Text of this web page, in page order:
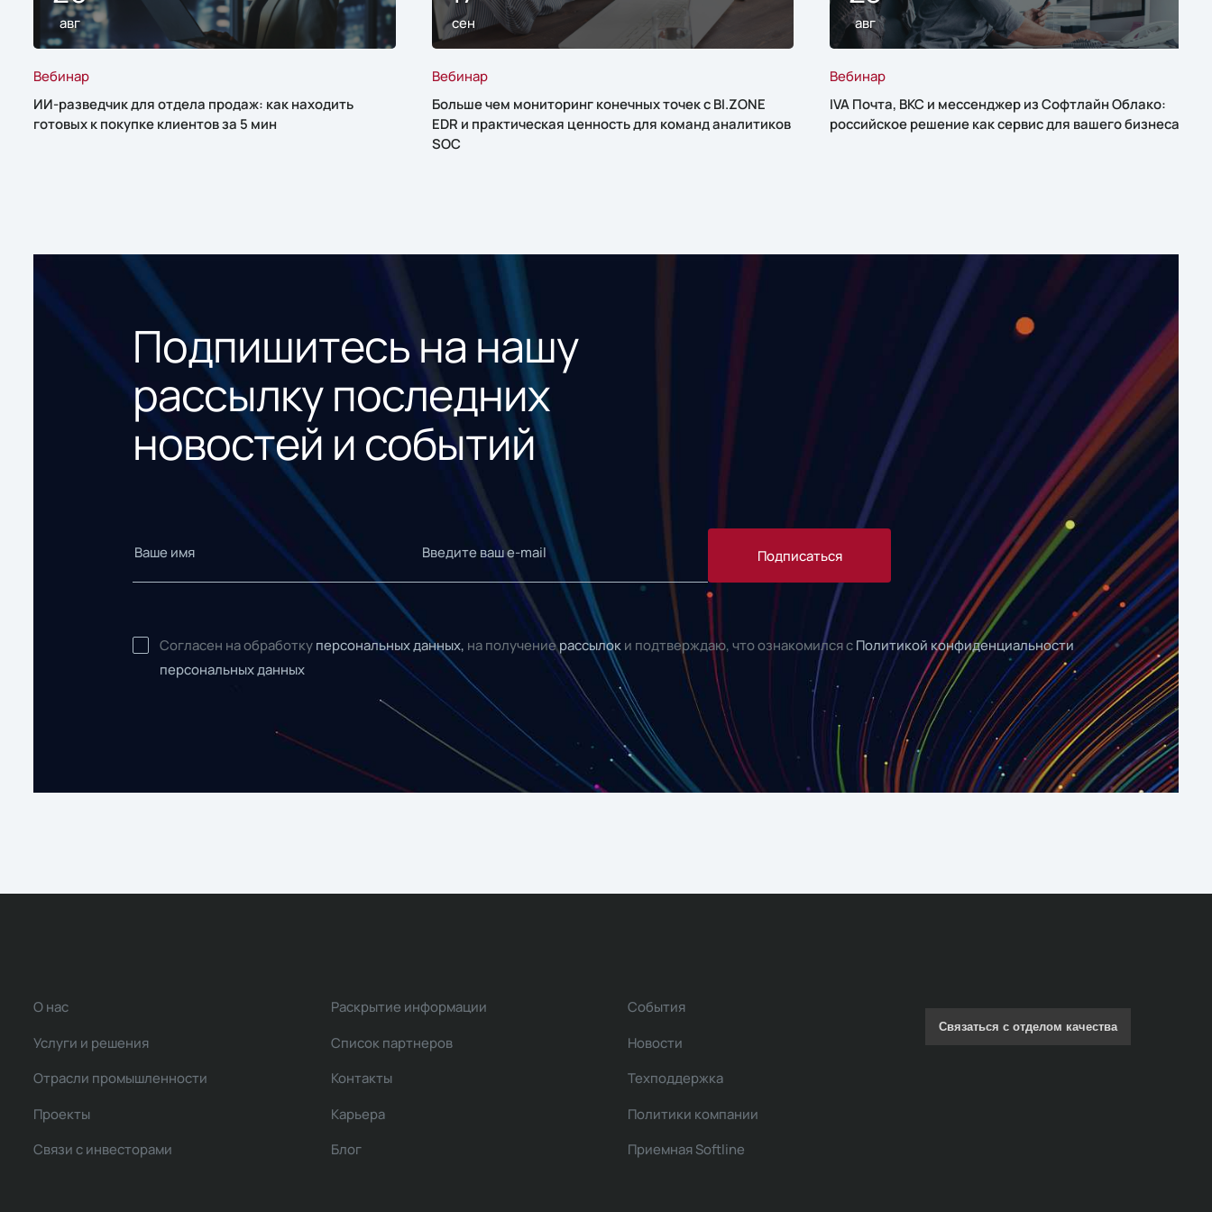
авг
Вебинар
ИИ-разведчик для отдела продаж: как находить
готовых к покупке клиентов за 5 мин
сен
Вебинар
Больше чем мониторинг конечных точек с BI.ZONE
EDR и практическая ценность для команд аналитиков
SOC
авг
Вебинар
IVA Почта, ВКС и мессенджер из Софтлайн Облако:
российское решение как сервис для вашего бизнеса
Подпишитесь на нашу
рассылку последних
новостей и событий
Подписаться
Согласен на обработку персональных данных, на получениерассылок и подтверждаю, что ознакомился с Политикой конфиденциальности
персональных данных
О нас
Услуги и решения
Отрасли промышленности
Проекты
Связи с инвесторами
Раскрытие информации
Список партнеров
Контакты
Карьера
Блог
События
Новости
Техподдержка
Политики компании
Приемная Softline
Связаться с отделом качества